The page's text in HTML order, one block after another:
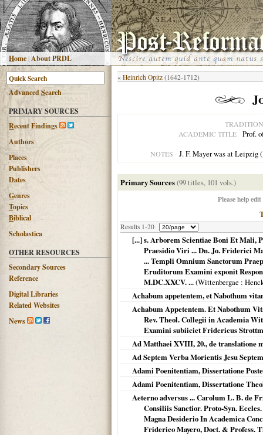
Home|About PRDL
AdvancedSearch
PRIMARY SOURCES
Recent Findings
Authors
Places
Publishers
Dates
Genres
Topics
Biblical
Scholastica
OTHER RESOURCES
Secondary Sources
Reference
Digital Libraries
Related Websites
News
« Heinrich Opitz (1642-1712)
TRADITION
ACADEMIC TITLE
Prof.
NOTES J. F. Mayer was at Leipzig
Primary Sources(99 titles, 101 vols.)
Please help
Results 1-20
[...] s. Arborem Scientiae Boni Et Mali,
Praesidio Viri ... Dn. Jo. Friderici
... Templi Omnium Sanctorum
Eruditorum Examini exponit
M.DC.XXCV. ...(Wittenbergae :
Achabum appetentem, et Nabothum
Achabum Appetentem. Et Nabothum
Rev. Theol. Collegii in Academia
Examini subiiciet Fridericus
Ad Matthaei XVIII, 20., de translatione
Ad Septem Verba Morientis Jesu
Adami Poenitentiam, Dissertatione
Adami Poenitentiam, Dissertatione
Aeterno adversus ... Carolum L. B. de
Consiliis Sanctior. Proto-Syn.
Magna Desiderio In Academica
Friderico Mayero, Doct. & Profess.